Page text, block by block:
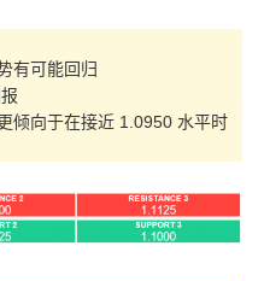
有可能回归
倾向于在接近 1.0950 水平时